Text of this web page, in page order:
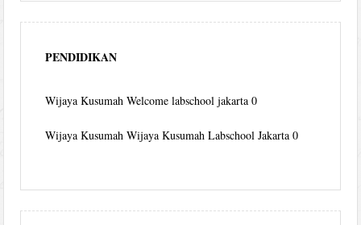
PENDIDIKAN
Wijaya Kusumah Welcome labschool jakarta 0
Wijaya Kusumah Wijaya Kusumah Labschool Jakarta 0